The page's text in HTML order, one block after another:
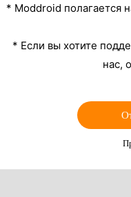
* Moddroid полагается
* Если вы хотите
нас,